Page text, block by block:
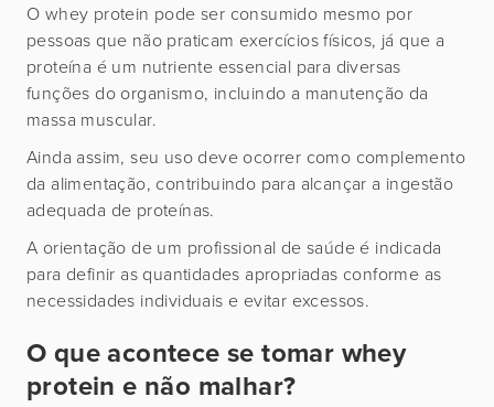
O whey protein pode ser consumido mesmo por
pessoas que não praticam exercícios físicos, já que a
proteína é um nutriente essencial para diversas
funções do organismo, incluindo a manutenção da
massa muscular.
Ainda assim, seu uso deve ocorrer como complemento
da alimentação, contribuindo para alcançar a ingestão
adequada de proteínas.
A orientação de um profissional de saúde é indicada
para definir as quantidades apropriadas conforme as
necessidades individuais e evitar excessos.
O que acontece se tomar whey
protein e não malhar?